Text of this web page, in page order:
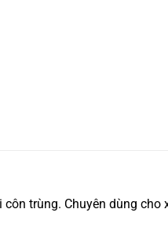
trùng. Chuyên dùng cho